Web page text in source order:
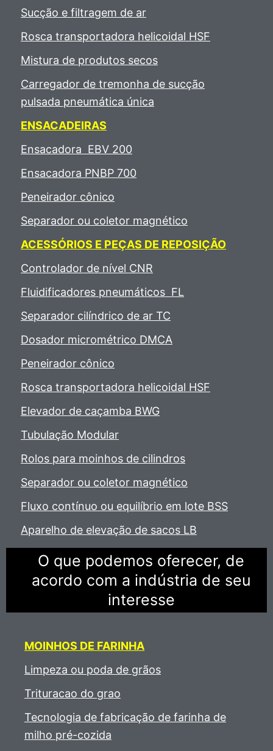
Sucção e filtragem de ar
Rosca transportadora helicoidal HSF
Mistura de produtos secos
Carregador de tremonha de sucção
pulsada pneumática única
ENSACADEIRAS
Ensacadora EBV 200
Ensacadora PNBP 700
Peneirador cônico
Separador ou coletor magnético
ACESSÓRIOS E PEÇAS DE REPOSIÇÃO
Controlador de nível CNR
Fluidificadores pneumáticos FL
Separador cilíndrico de ar TC
Dosador micrométrico DMCA
Peneirador cônico
Rosca transportadora helicoidal HSF
Elevador de caçamba BWG
Tubulação Modular
Rolos para moinhos de cilindros
Separador ou coletor magnético
Fluxo contínuo ou equilíbrio em lote BSS
Aparelho de elevação de sacos LB
O que podemos oferecer, de
acordo com a indústria de seu
interesse
MOINHOS DE FARINHA
Limpeza ou poda de grãos
Trituracao do grao
Tecnologia de fabricação de farinha de
milho pré-cozida